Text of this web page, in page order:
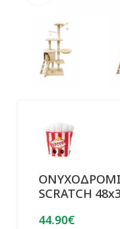
SCRATCH
44.90€